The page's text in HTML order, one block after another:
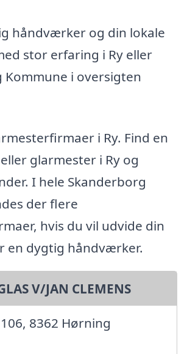
håndværker og din lokale
stor erfaring i Ry eller
Kommune i oversigten
i Ry. Find en
glarmester i Ry og
I hele Skanderborg
der flere
hvis du vil udvide din
en dygtig håndværker.
V/JAN CLEMENS
8362 Hørning